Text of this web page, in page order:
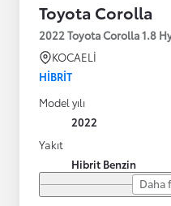
Toyota Corolla
2022 Toyota Corolla 1.8
KOCAELİ
HIBRIT
Model yılı
2022
Yakıt
Hibrit Benzin
Daha